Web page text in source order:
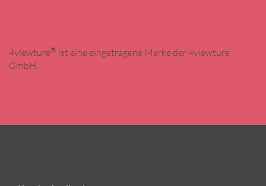
4viewture® ist eine eingetragene Marke der 4viewture
GmbH